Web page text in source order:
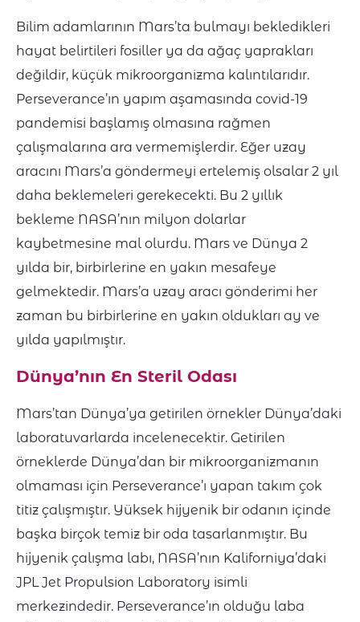
Bilim adamlarının Mars’ta bulmayı bekledikleri
hayat belirtileri fosiller ya da ağaç yaprakları
değildir, küçük mikroorganizma kalıntılarıdır.
Perseverance’ın yapım aşamasında covid-19
pandemisi başlamış olmasına rağmen
çalışmalarına ara vermemişlerdir. Eğer uzay
aracını Mars’a göndermeyi ertelemiş olsalar 2 yıl
daha beklemeleri gerekecekti. Bu 2 yıllık
bekleme NASA’nın milyon dolarlar
kaybetmesine mal olurdu. Mars ve Dünya 2
yılda bir, birbirlerine en yakın mesafeye
gelmektedir. Mars’a uzay aracı gönderimi her
zaman bu birbirlerine en yakın oldukları ay ve
yılda yapılmıştır.
Dünya’nın En Steril Odası
Mars’tan Dünya’ya getirilen örnekler Dünya’daki
laboratuvarlarda incelenecektir. Getirilen
örneklerde Dünya’dan bir mikroorganizmanın
olmaması için Perseverance’ı yapan takım çok
titiz çalışmıştır. Yüksek hijyenik bir odanın içinde
başka birçok temiz bir oda tasarlanmıştır. Bu
hijyenik çalışma labı, NASA’nın Kaliforniya’daki
JPL Jet Propulsion Laboratory isimli
merkezindedir. Perseverance’ın olduğu laba